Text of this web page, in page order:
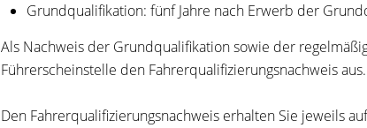
Grundqualifikation: fünf Jahre nach Erwerb der
Als Nachweis der Grundqualifikation sowie der
Führerscheinstelle den Fahrerqualifizierungsnachweis aus.
Den Fahrerqualifizierungsnachweis erhalten Sie jeweils